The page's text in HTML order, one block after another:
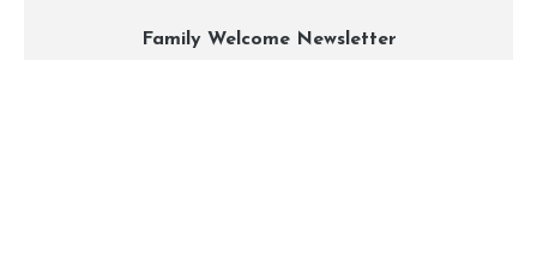
Family Welcome Newsletter